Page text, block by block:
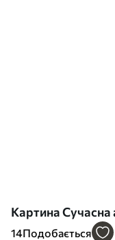
Картина Сучасна
m30010
14Подобається